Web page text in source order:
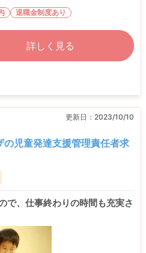
退職金制度あり
詳しく見る
更新日： 2023/10/10
児童発達支援管理責任者求
で、仕事終わりの時間も充実さ